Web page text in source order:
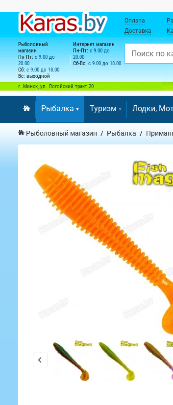
Рыболовный
магазин
Пн-Пт: с 9.00 до
20.00
Сб: с 9.00 до 18.00
Вс: выходной
Интернет магазин
Пн-Пт: с 9.00 до
20.00
Сб-Вс: с 9.00 до 18.00
г. Минск, ул. Логойский тракт 20
Оплата
Доставка
Рыбалка Туризм Лодки,
Рыболовный магазин Рыбалка